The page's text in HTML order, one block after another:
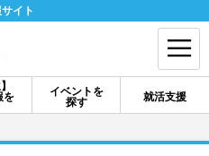
イト
を
イベントを
探す
就活支援
ログイン